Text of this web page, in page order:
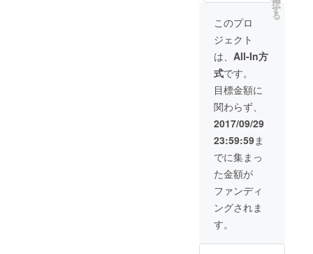
らでご
たもの
を使用
致しま
す。
す。 ・
期間中
は何度
でもバ
ナー変
更に応
じま
す。 ・
バナー
はそち
らでご
用意し
たもの
を使用
致しま
す。
能で
す。 ・
僕の家
付近に
来ても
らいハ
ンティ
ングを
体験し
ていた
だきま
す。
（最寄
り駅ま
で迎え
に行く
ことも
可能で
す。）
15のな
択
す
る
このプロ
ジェクト
は、 All-In方
式です。
目標金額に
関わらず、
2017/09/29
23:59:59ま
でに集まっ
た金額が
ファンディ
ングされま
す。